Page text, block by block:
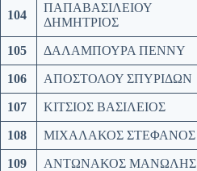
104
ΠΑΠΑΒΑΣΙΛΕΙΟΥ
ΔΗΜΗΤΡΙΟΣ
105 ΔΑΛΑΜΠΟΥΡΑ ΠΕΝΝΥ
106 ΑΠΟΣΤΟΛΟΥ ΣΠΥΡΙΔΩΝ
107 ΚΙΤΣΙΟΣ ΒΑΣΙΛΕΙΟΣ
108 ΜΙΧΑΛΑΚΟΣ ΣΤΕΦΑΝΟΣ
109 ΑΝΤΩΝΑΚΟΣ ΜΑΝΩΛΗΣ